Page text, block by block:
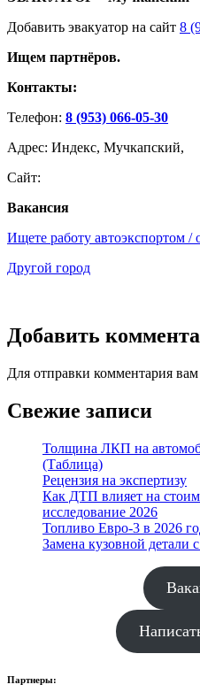
Добавить эвакуатор на сайт 8
Ищем партнёров.
Контакты:
Телефон: 8 (953) 066-05-30
Адрес: Индекс, Мучкапский,
Сайт:
Вакансия
Ищете работу автоэкспортом
Другой город
Добавить
Для отправки комментария
Свежие записи
Толщина ЛКП на
(Таблица)
Рецензия на экспертизу
Как ДТП влияет на
исследование 2026
Топливо Евро-3 в 2026
Замена кузовной детали
Партнеры: